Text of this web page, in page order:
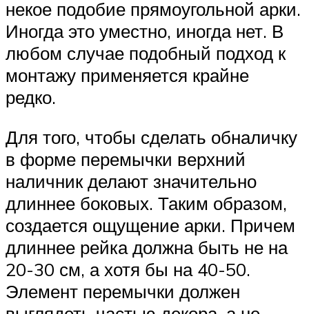
некое подобие прямоугольной арки.
Иногда это уместно, иногда нет. В
любом случае подобный подход к
монтажу применяется крайне
редко.
Для того, чтобы сделать обналичку
в форме перемычки верхний
наличник делают значительно
длиннее боковых. Таким образом,
создается ощущение арки. Причем
длиннее рейка должна быть не на
20-30 см, а хотя бы на 40-50.
Элемент перемычки должен